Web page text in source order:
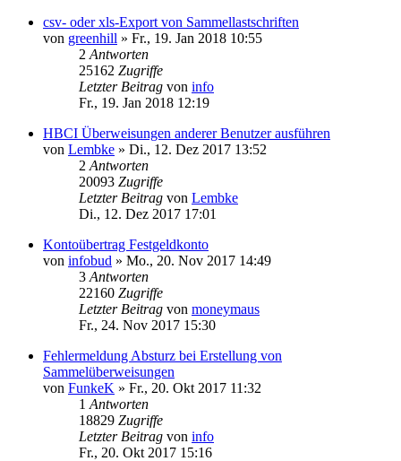
csv- oder xls-Export von Sammellastschriften
von greenhill » Fr., 19. Jan 2018 10:55
2 Antworten
25162 Zugriffe
Letzter Beitrag von info
Fr., 19. Jan 2018 12:19
HBCI Überweisungen anderer Benutzer ausführen
von Lembke » Di., 12. Dez 2017 13:52
2 Antworten
20093 Zugriffe
Letzter Beitrag von Lembke
Di., 12. Dez 2017 17:01
Kontoübertrag Festgeldkonto
von infobud » Mo., 20. Nov 2017 14:49
3 Antworten
22160 Zugriffe
Letzter Beitrag von moneymaus
Fr., 24. Nov 2017 15:30
Fehlermeldung Absturz bei Erstellung von
Sammelüberweisungen
von FunkeK » Fr., 20. Okt 2017 11:32
1 Antworten
18829 Zugriffe
Letzter Beitrag von info
Fr., 20. Okt 2017 15:16